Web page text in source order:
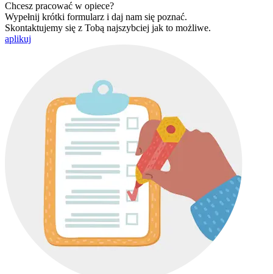
Chcesz pracować w opiece?
Wypełnij krótki formularz i daj nam się poznać.
Skontaktujemy się z Tobą najszybciej jak to możliwe.
aplikuj